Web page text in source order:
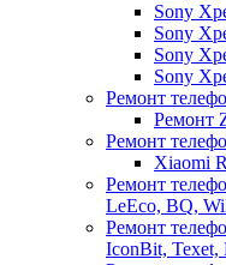
Sony
Sony
Sony
Sony
Ремонт
Ремонт
Ремонт
Xiaomi
Ремонт
LeEco, BQ,
Ремонт
IconBit, Texet,